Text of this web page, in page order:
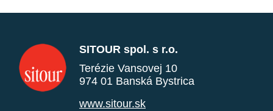
SITOUR spol. s r.o.
Terézie Vansovej 10
974 01 Banská Bystrica
www.sitour.sk